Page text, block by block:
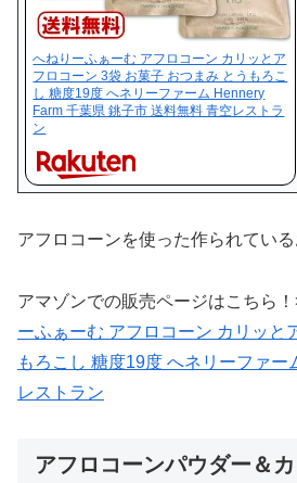
へねりーふぁーむ アフロコーン カリッとア
フロコーン 3袋 お菓子 おつまみ とうもろこ
し 糖度19度 へネリーファーム Hennery
Farm 千葉県 銚子市 送料無料 青空レストラ
ン
アフロコーンを使った作られている
アマゾンでの販売ページはこちら
ーふぁーむ アフロコーン カリッと
もろこし 糖度19度 へネリーファー
レストラン
アフロコーンパウダー＆